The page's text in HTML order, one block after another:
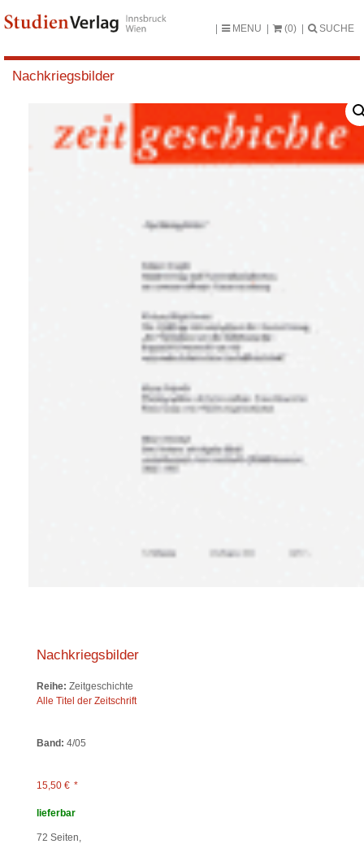
MENU (0) SUCHE
Nachkriegsbilder
Nachkriegsbilder
Reihe: Zeitgeschichte
Alle Titel der Zeitschrift
Band: 4/05
15,50 € *
lieferbar
72 Seiten,